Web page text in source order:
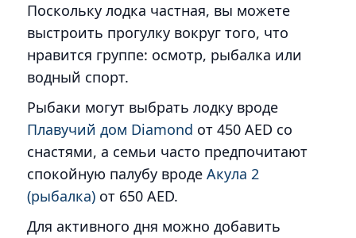
Поскольку лодка частная, вы можете
выстроить прогулку вокруг того, что
нравится группе: осмотр, рыбалка или
водный спорт.
Рыбаки могут выбрать лодку вроде
Плавучий дом Diamond от 450 AED со
снастями, а семьи часто предпочитают
спокойную палубу вроде Акула 2
(рыбалка) от 650 AED.
Для активного дня можно добавить